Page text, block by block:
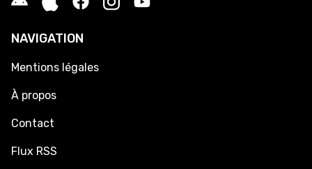
NAVIGATION
Mentions légales
À propos
Contact
Flux RSS